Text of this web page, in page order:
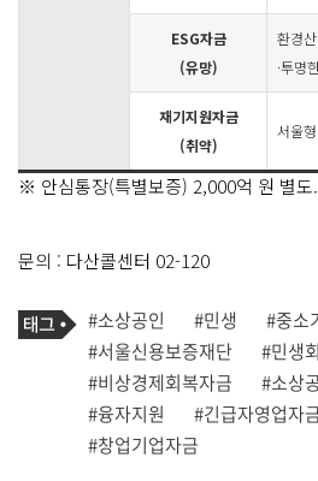
ESG자금
(유망)
환경
·투명
재기지원자금
(취약)
서울
※ 안심통장(특별보증) 2,000억 원 별도.
문의 : 다산콜센터 02-120
사
관
련
태
그
태
그
#소상공인 #민생
#중소
#서울신용보증재단
#민생
#비상경제회복자금
#소상
#융자지원
#긴급자영업자
#창업기업자금